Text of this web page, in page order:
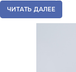
ЧИТАТЬ ДАЛЕЕ